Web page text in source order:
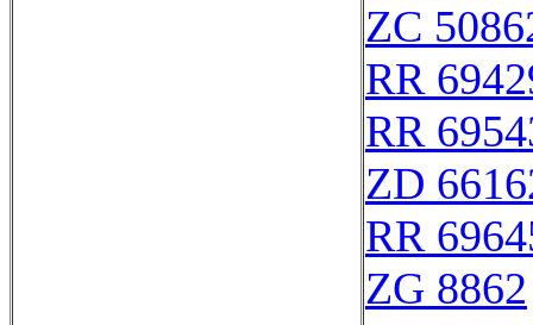
ZC
RR
RR
ZD
RR
ZG 8862